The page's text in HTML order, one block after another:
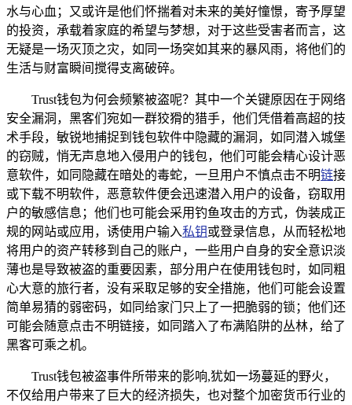
水与心血；又或许是他们怀揣着对未来的美好憧憬，寄予厚望
的投资，承载着家庭的希望与梦想，对于这些受害者而言，这
无疑是一场灭顶之灾，如同一场突如其来的暴风雨，将他们的
生活与财富瞬间搅得支离破碎。
Trust钱包为何会频繁被盗呢？其中一个关键原因在于网络
安全漏洞，黑客们宛如一群狡猾的猎手，他们凭借着高超的技
术手段，敏锐地捕捉到钱包软件中隐藏的漏洞，如同潜入城堡
的窃贼，悄无声息地入侵用户的钱包，他们可能会精心设计恶
意软件，如同隐藏在暗处的毒蛇，一旦用户不慎点击不明链接
或下载不明软件，恶意软件便会迅速潜入用户的设备，窃取用
户的敏感信息；他们也可能会采用钓鱼攻击的方式，伪装成正
规的网站或应用，诱使用户输入私钥或登录信息，从而轻松地
将用户的资产转移到自己的账户，一些用户自身的安全意识淡
薄也是导致被盗的重要因素，部分用户在使用钱包时，如同粗
心大意的旅行者，没有采取足够的安全措施，他们可能会设置
简单易猜的弱密码，如同给家门只上了一把脆弱的锁；他们还
可能会随意点击不明链接，如同踏入了布满陷阱的丛林，给了
黑客可乘之机。
Trust钱包被盗事件所带来的影响,犹如一场蔓延的野火，
不仅给用户带来了巨大的经济损失，也对整个加密货币行业的